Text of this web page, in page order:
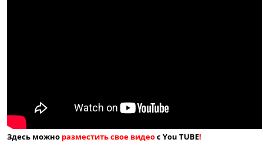
Здесь можно разместить свое видеос You TUBE!